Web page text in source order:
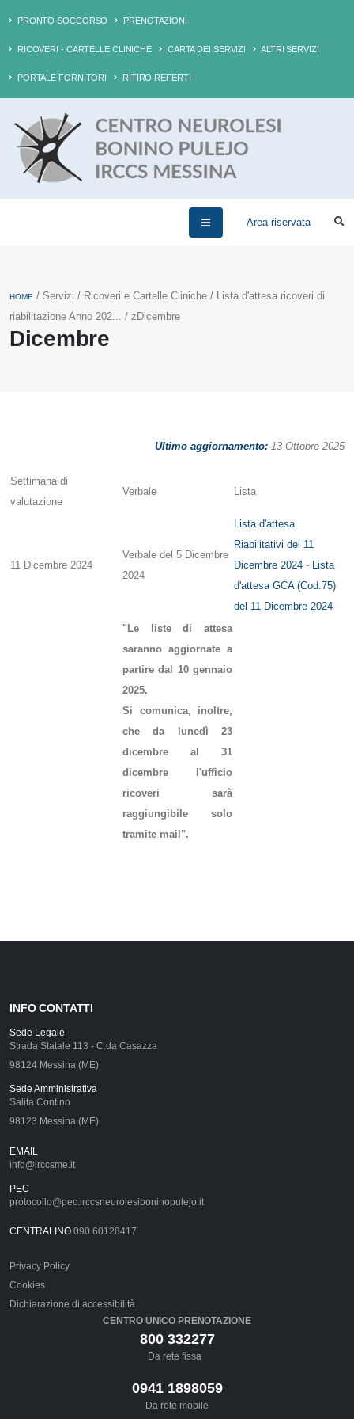
PRONTO SOCCORSO PRENOTAZIONI
RICOVERI - CARTELLE CLINICHE CARTA DEI SERVIZI ALTRI SERVIZI
PORTALE FORNITORI RITIRO REFERTI
Area riservata
Dicembre
HOME / Servizi / Ricoveri e Cartelle Cliniche / Lista d'attesa ricoveri di
riabilitazione Anno 202... / zDicembre
Ultimo aggiornamento: 13 Ottobre 2025
Settimana di
valutazione
Verbale Lista
11 Dicembre 2024
Verbale del 5 Dicembre
2024
Lista d'attesa
Riabilitativi del 11
Dicembre 2024 - Lista
d'attesa GCA (Cod.75)
del 11 Dicembre 2024
"Le liste di attesa
saranno aggiornate a
partire dal 10 gennaio
2025.
Si comunica, inoltre,
che da lunedì 23
dicembre al 31
dicembre l'ufficio
ricoveri sarà
raggiungibile solo
tramite mail".
INFO CONTATTI
Sede Legale
Strada Statale 113 - C.da Casazza
98124 Messina (ME)
Sede Amministrativa
Salita Contino
98123 Messina (ME)
EMAIL
info@irccsme.it
PEC
protocollo@pec.irccsneurolesiboninopulejo.it
CENTRALINO 090 60128417
Privacy Policy
Cookies
Dichiarazione di accessibilità
CENTRO UNICO PRENOTAZIONE
800 332277
Da rete fissa
0941 1898059
Da rete mobile